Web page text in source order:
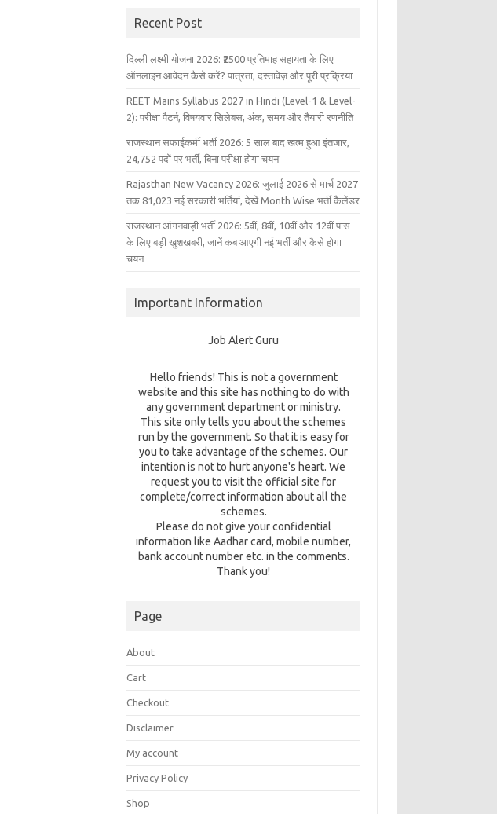
Recent Post
दिल्ली लक्ष्मी योजना 2026: ₹2500 प्रतिमाह सहायता के लिए
ऑनलाइन आवेदन कैसे करें? पात्रता, दस्तावेज़ और पूरी प्रक्रिया
REET Mains Syllabus 2027 in Hindi (Level-1 & Level-
2): परीक्षा पैटर्न, विषयवार सिलेबस, अंक, समय और तैयारी रणनीति
राजस्थान सफाईकर्मी भर्ती 2026: 5 साल बाद खत्म हुआ इंतजार,
24,752 पदों पर भर्ती, बिना परीक्षा होगा चयन
Rajasthan New Vacancy 2026: जुलाई 2026 से मार्च 2027
तक 81,023 नई सरकारी भर्तियां, देखें Month Wise भर्ती कैलेंडर
राजस्थान आंगनवाड़ी भर्ती 2026: 5वीं, 8वीं, 10वीं और 12वीं पास
के लिए बड़ी खुशखबरी, जानें कब आएगी नई भर्ती और कैसे होगा
चयन
Important Information
Job Alert Guru
Hello friends! This is not a government
website and this site has nothing to do with
any government department or ministry.
This site only tells you about the schemes
run by the government. So that it is easy for
you to take advantage of the schemes. Our
intention is not to hurt anyone's heart. We
request you to visit the official site for
complete/correct information about all the
schemes.
Please do not give your confidential
information like Aadhar card, mobile number,
bank account number etc. in the comments.
Thank you!
Page
About
Cart
Checkout
Disclaimer
My account
Privacy Policy
Shop